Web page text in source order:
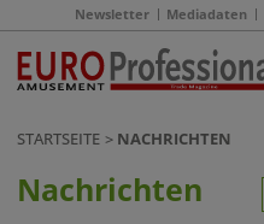
Newsletter Mediadaten
STARTSEITE NACHRICHTEN
Nachrichten